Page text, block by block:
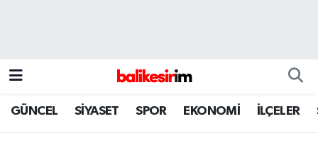
GÜNCEL SİYASET SPOR EKONOMİ İLÇELER